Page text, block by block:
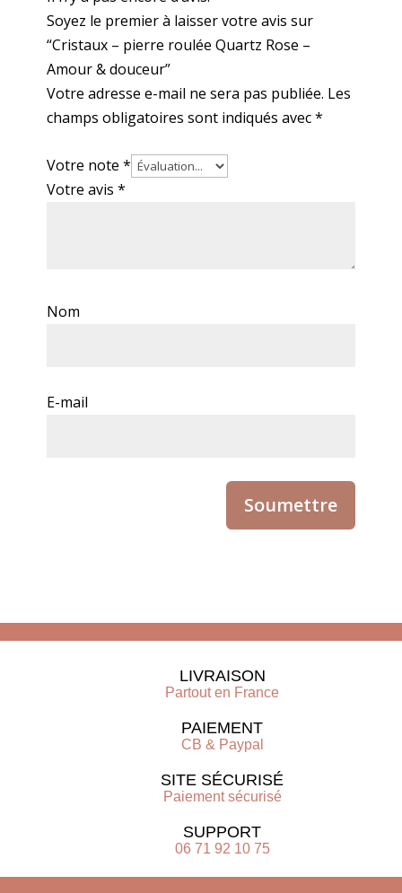
Soyez le premier à laisser votre avis sur
“Cristaux – pierre roulée Quartz Rose –
Amour & douceur”
Votre adresse e-mail ne sera pas publiée. Les
champs obligatoires sont indiqués avec*
Votre note*
Votre avis*
Nom
E-mail
LIVRAISON
Partout en France
PAIEMENT
CB & Paypal
SITE SÉCURISÉ
Paiement sécurisé
SUPPORT
06 71 92 10 75